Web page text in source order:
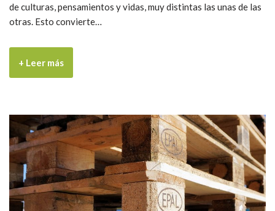
de culturas, pensamientos y vidas, muy distintas las unas de las
otras. Esto convierte…
+ Leer más